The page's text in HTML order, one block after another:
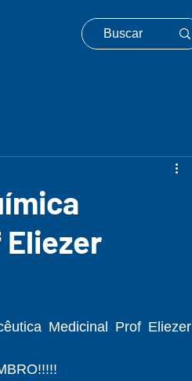
Medicinal Prof Eliezer